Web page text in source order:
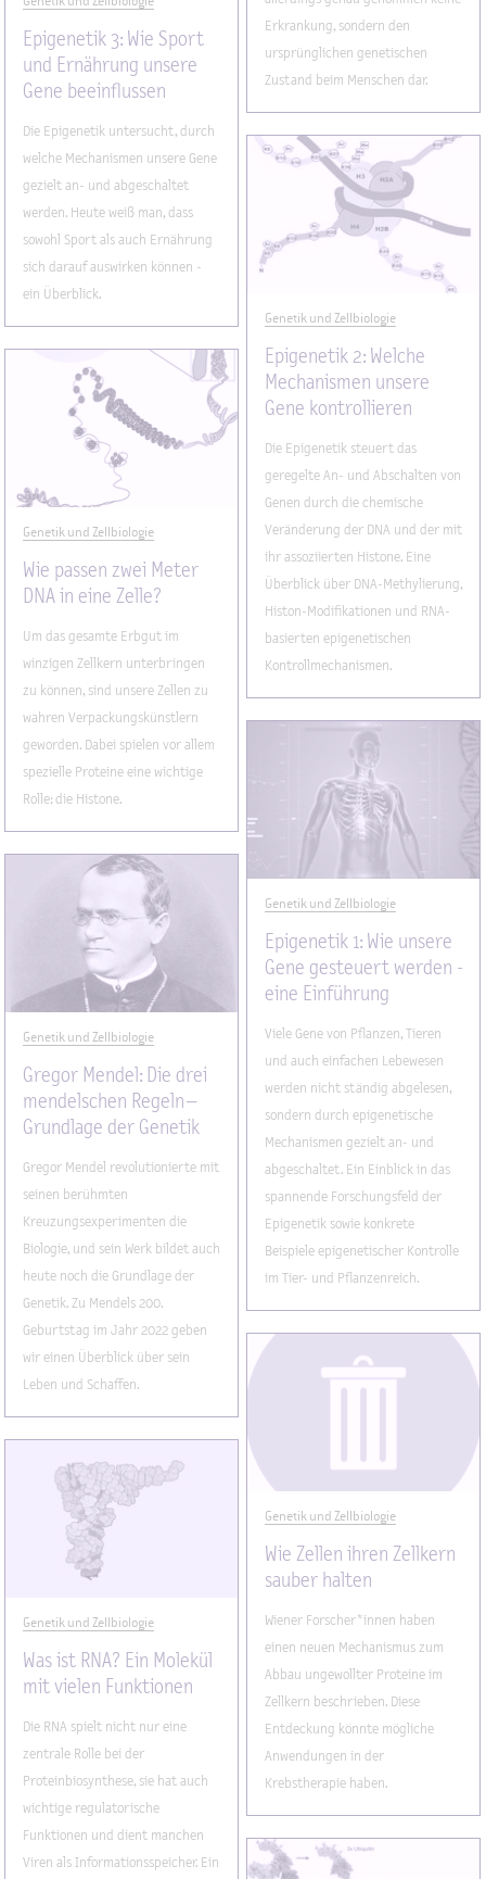
Erkrankung, sondern den
ursprünglichen genetischen
Zustand beim Menschen dar.
Epigenetik 3: Wie Sport
und Ernährung unsere
Gene beeinflussen
Die Epigenetik untersucht, durch
welche Mechanismen unsere Gene
gezielt an- und abgeschaltet
werden. Heute weiß man, dass
sowohl Sport als auch Ernährung
sich darauf auswirken können -
ein Überblick.
Genetik und Zellbiologie
Epigenetik 2: Welche
Mechanismen unsere
Gene kontrollieren
Die Epigenetik steuert das
geregelte An- und Abschalten von
Genen durch die chemische
Veränderung der DNA und der mit
ihr assoziierten Histone. Eine
Überblick über DNA-Methylierung,
Histon-Modifikationen und RNA-
basierten epigenetischen
Kontrollmechanismen.
Genetik und Zellbiologie
Wie passen zwei Meter
DNA in eine Zelle?
Um das gesamte Erbgut im
winzigen Zellkern unterbringen
zu können, sind unsere Zellen zu
wahren Verpackungskünstlern
geworden. Dabei spielen vor allem
spezielle Proteine eine wichtige
Rolle: die Histone.
Genetik und Zellbiologie
Epigenetik 1: Wie unsere
Gene gesteuert werden -
eine Einführung
Viele Gene von Pflanzen, Tieren
und auch einfachen Lebewesen
werden nicht ständig abgelesen,
sondern durch epigenetische
Mechanismen gezielt an- und
abgeschaltet. Ein Einblick in das
spannende Forschungsfeld der
Epigenetik sowie konkrete
Beispiele epigenetischer Kontrolle
im Tier- und Pflanzenreich.
Genetik und Zellbiologie
Gregor Mendel: Die drei
mendelschen Regeln –
Grundlage der Genetik
Gregor Mendel revolutionierte mit
seinen berühmten
Kreuzungsexperimenten die
Biologie, und sein Werk bildet auch
heute noch die Grundlage der
Genetik. Zu Mendels 200.
Geburtstag im Jahr 2022 geben
wir einen Überblick über sein
Leben und Schaffen.
Genetik und Zellbiologie
Wie Zellen ihren Zellkern
sauber halten
Wiener Forscher*innen haben
einen neuen Mechanismus zum
Abbau ungewollter Proteine im
Zellkern beschrieben. Diese
Entdeckung könnte mögliche
Anwendungen in der
Krebstherapie haben.
Genetik und Zellbiologie
Was ist RNA? Ein Molekül
mit vielen Funktionen
Die RNA spielt nicht nur eine
zentrale Rolle bei der
Proteinbiosynthese, sie hat auch
wichtige regulatorische
Funktionen und dient manchen
Viren als Informationsspeicher. Ein